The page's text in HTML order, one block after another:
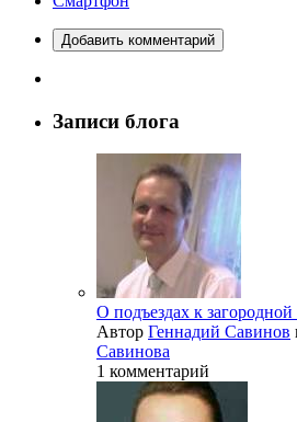
Добавить комментарий
Записи блога
О подъездах к
Автор Геннадий Савинов
Савинова
1 комментарий